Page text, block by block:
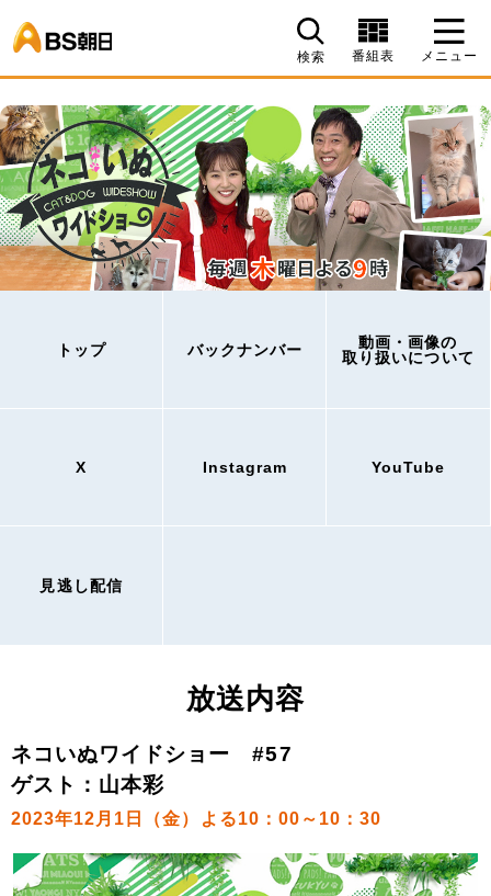
検索 番組表 メニュー
トップ バックナンバー
動画・画像の
取り扱いについて
X Instagram YouTube
見逃し配信
放送内容
ネコいぬワイドショー #57
ゲスト：山本彩
2023年12月1日（金）よる10：00～10：30